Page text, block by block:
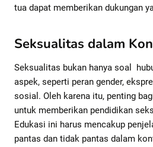
tua dapat memberikan dukungan
Seksualitas dalam
Seksualitas bukan hanya soal
aspek, seperti peran gender,
sosial. Oleh karena itu, penting
untuk memberikan pendidikan
Edukasi ini harus mencakup
pantas dan tidak pantas dalam